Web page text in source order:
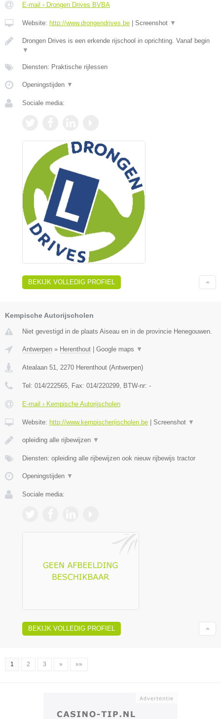
E-mail › Drongen Drives BVBA
Website: http://www.drongendrives.be | Screenshot ▼
Drongen Drives is een erkende rijschool in oprichting. Vanaf begin
▼
Diensten: Praktische rijlessen
Openingstijden ▼
Sociale media:
BEKIJK VOLLEDIG PROFIEL
Kempische Autorijscholen
Niet gevestigd in de plaats Aiseau en in de provincie Henegouwen.
Antwerpen » Herenthout | Google maps ▼
Atealaan 51 2270 Herenthout (Antwerpen)
Tel: 014/222565 , Fax: 014/220299 , BTW-nr: -
E-mail › Kempische Autorijscholen
Website: http://www.kempischerijscholen.be | Screenshot ▼
opleiding alle rijbewijzen ▼
Diensten: opleiding alle rijbewijzen ook nieuw rijbewijs tractor
Openingstijden ▼
Sociale media:
BEKIJK VOLLEDIG PROFIEL
1 2 3 » »»